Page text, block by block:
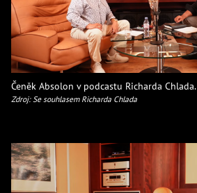
Čeněk Absolon v podcastu Richarda Chlada.
Zdroj: Se souhlasem Richarda Chlada